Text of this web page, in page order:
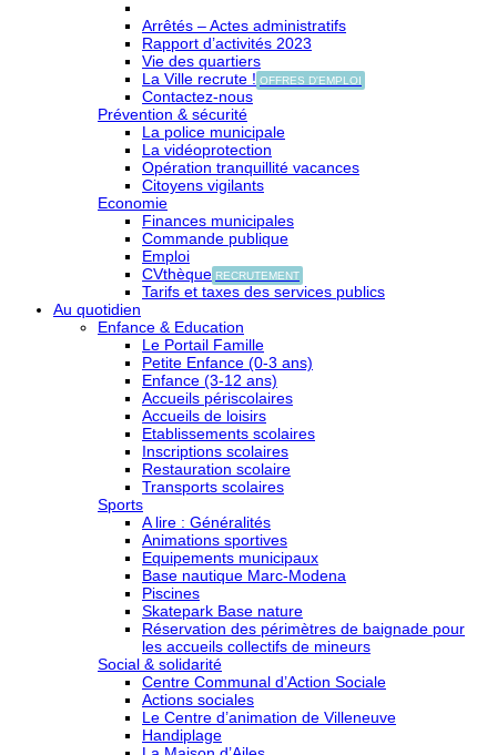
Arrêtés – Actes administratifs
Rapport d’activités 2023
Vie des quartiers
La Ville recrute ! OFFRES D'EMPLOI
Contactez-nous
Prévention & sécurité
La police municipale
La vidéoprotection
Opération tranquillité vacances
Citoyens vigilants
Economie
Finances municipales
Commande publique
Emploi
CVthèque RECRUTEMENT
Tarifs et taxes des services publics
Au quotidien
Enfance & Education
Le Portail Famille
Petite Enfance (0-3 ans)
Enfance (3-12 ans)
Accueils périscolaires
Accueils de loisirs
Etablissements scolaires
Inscriptions scolaires
Restauration scolaire
Transports scolaires
Sports
A lire : Généralités
Animations sportives
Equipements municipaux
Base nautique Marc-Modena
Piscines
Skatepark Base nature
Réservation des périmètres de baignade pour
les accueils collectifs de mineurs
Social & solidarité
Centre Communal d’Action Sociale
Actions sociales
Le Centre d’animation de Villeneuve
Handiplage